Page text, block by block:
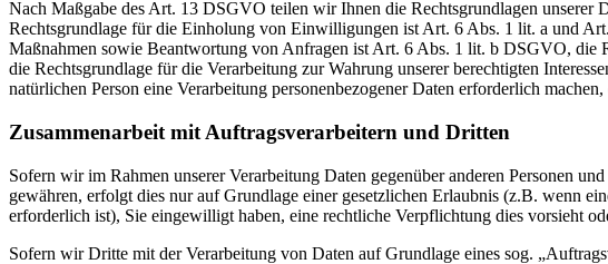
Nach Maßgabe des Art. 13 DSGVO teilen wir Ihnen die Rechtsgrundlagen
Rechtsgrundlage für die Einholung von Einwilligungen ist Art. 6 Abs. 1 lit. a und
Maßnahmen sowie Beantwortung von Anfragen ist Art. 6 Abs. 1 lit. b DSGVO,
die Rechtsgrundlage für die Verarbeitung zur Wahrung unserer berechtigten
natürlichen Person eine Verarbeitung personenbezogener Daten erforderlich
Zusammenarbeit mit Auftragsverarbeitern und Dritten
Sofern wir im Rahmen unserer Verarbeitung Daten gegenüber anderen Personen
gewähren, erfolgt dies nur auf Grundlage einer gesetzlichen Erlaubnis (z.B. wenn
erforderlich ist), Sie eingewilligt haben, eine rechtliche Verpflichtung dies vorsieht
Sofern wir Dritte mit der Verarbeitung von Daten auf Grundlage eines sog.